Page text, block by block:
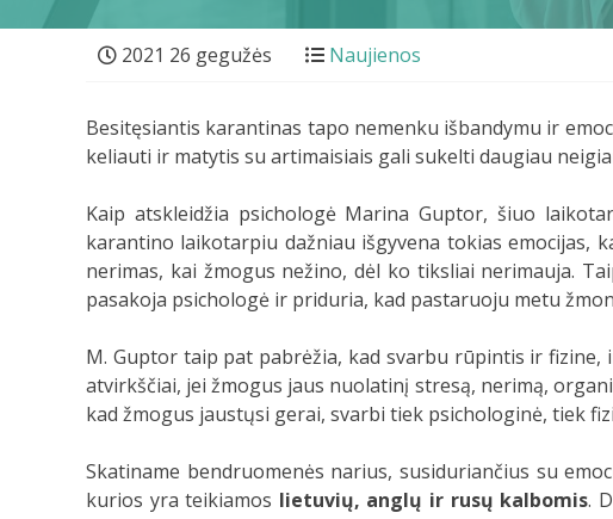
2021 26 gegužės Naujienos
Besitęsiantis karantinas tapo nemenku išbandymu ir
keliauti ir matytis su artimaisiais gali sukelti daugiau
Kaip atskleidžia psichologė Marina Guptor, šiuo
karantino laikotarpiu dažniau išgyvena tokias emocijas,
nerimas, kai žmogus nežino, dėl ko tiksliai nerimauja.
pasakoja psichologė ir priduria, kad pastaruoju metu
M. Guptor taip pat pabrėžia, kad svarbu rūpintis ir fizine,
atvirkščiai, jei žmogus jaus nuolatinį stresą, nerimą,
kad žmogus jaustųsi gerai, svarbi tiek psichologinė, tiek
Skatiname bendruomenės narius, susiduriančius su
kurios yra teikiamos lietuvių, anglų ir rusų kalbomis.